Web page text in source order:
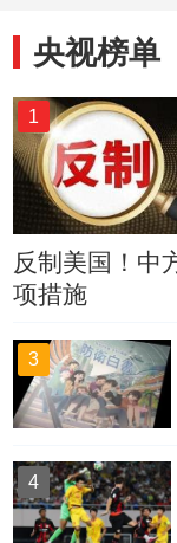
央视榜单
1
反制美国！中
项措施
3
4